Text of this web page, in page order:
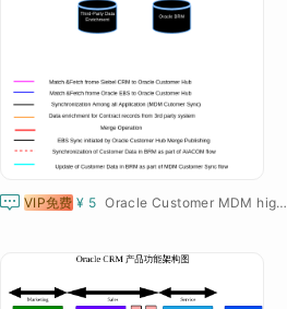
 VIP免费 ¥ 5 Oracle Customer MDM high-level integration flows